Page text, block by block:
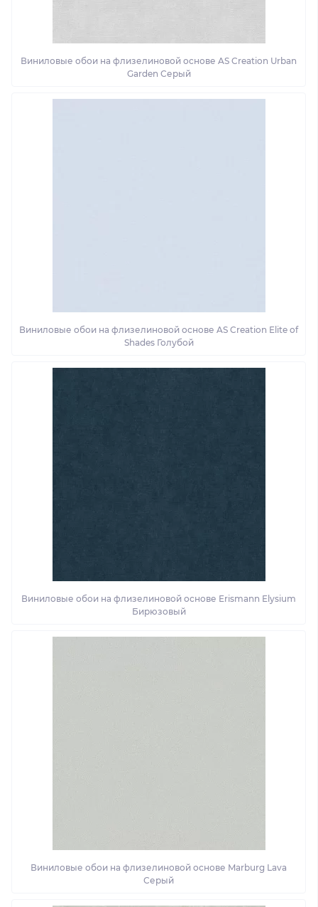
Виниловые обои на флизелиновой основе AS Creation Urban
Garden Серый
Виниловые обои на флизелиновой основе AS Creation Elite of
Shades Голубой
Виниловые обои на флизелиновой основе Erismann Elysium
Бирюзовый
Виниловые обои на флизелиновой основе Marburg Lava
Серый